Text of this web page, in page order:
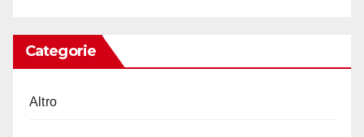
Categorie
Altro